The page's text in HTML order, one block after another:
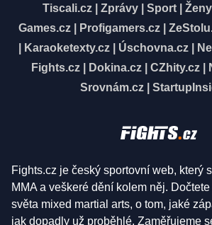
Tiscali.cz Zprávy Sport Ženy
Games.cz
Profigamers.cz
Karaoketexty.cz| Úschovna.cz|
Fights.cz
Dokina.cz CZhity.cz
Srovnám.cz
Fights.cz je český sportovní web, který
MMA a veškeré dění kolem něj.
světa mixed martial arts, o tom, jaké
jak dopadly už proběhlé. Zaměřujeme